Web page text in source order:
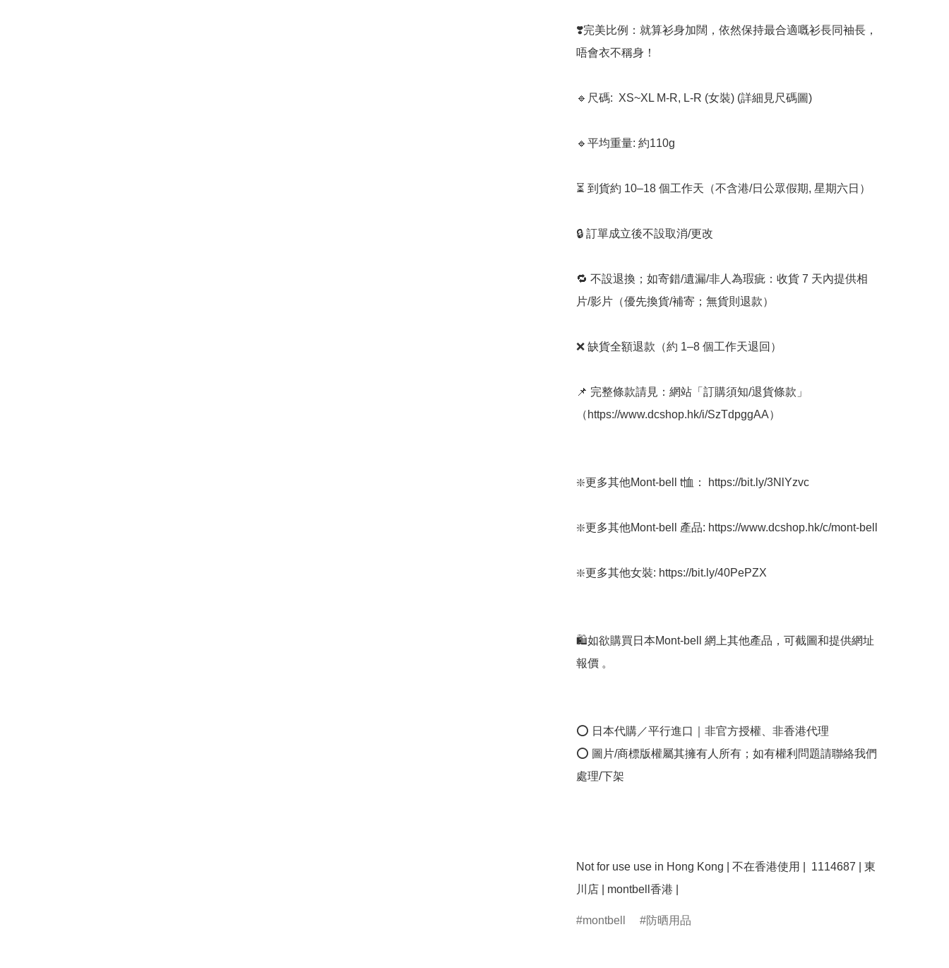
❣️完美比例：就算衫身加闊，依然保持最合適嘅衫長同袖長，
唔會衣不稱身！
🔹尺碼:  XS~XL M-R, L-R (女裝) (詳細見尺碼圖)
🔹平均重量: 約110g
⏳ 到貨約 10–18 個工作天（不含港/日公眾假期, 星期六日）
🔒 訂單成立後不設取消/更改
🔁 不設退換；如寄錯/遺漏/非人為瑕疵：收貨 7 天內提供相
片/影片（優先換貨/補寄；無貨則退款）
❌ 缺貨全額退款（約 1–8 個工作天退回）
📌 完整條款請見：網站「訂購須知/退貨條款」
（https://www.dcshop.hk/i/SzTdpggAA）
❇️更多其他Mont-bell t恤： https://bit.ly/3NlYzvc
❇️更多其他Mont-bell 產品: https://www.dcshop.hk/c/mont-bell
❇️更多其他女裝: https://bit.ly/40PePZX
🛍️如欲購買日本Mont-bell 網上其他產品，可截圖和提供網址
報價 。
⭕ 日本代購／平行進口｜非官方授權、非香港代理
⭕ 圖片/商標版權屬其擁有人所有；如有權利問題請聯絡我們
處理/下架
Not for use use in Hong Kong | 不在香港使用 |  1114687 | 東
montbell 防晒用品